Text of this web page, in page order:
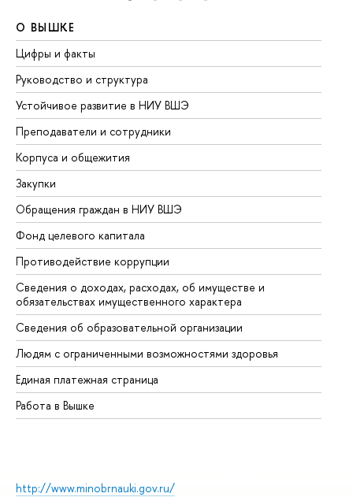
О ВЫШКЕ
Цифры и факты
Руководство и структура
Устойчивое развитие в НИУ ВШЭ
Преподаватели и сотрудники
Корпуса и общежития
Закупки
Обращения граждан в НИУ ВШЭ
Фонд целевого капитала
Противодействие коррупции
Сведения о доходах, расходах, об имуществе и
обязательствах имущественного характера
Сведения об образовательной организации
Людям с ограниченными возможностями здоровья
Единая платежная страница
Работа в Вышке
http://www.minobrnauki.gov.ru/